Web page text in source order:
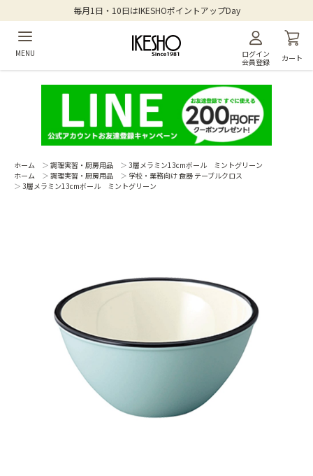
毎月1日・10日はIKESHOポイントアップDay
MENU
ログイン
会員登録
カート
ホーム ＞ 調理実習・厨房用品 ＞ 3層メラミン13cmボール ミントグリーン
ホーム
＞ 調理実習・厨房用品 ＞ 学校・業務向け 食器 テーブルクロス
＞ 3層メラミン13cmボール ミントグリーン